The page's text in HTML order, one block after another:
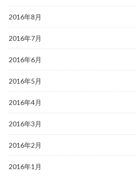
2016年8月
2016年7月
2016年6月
2016年5月
2016年4月
2016年3月
2016年2月
2016年1月